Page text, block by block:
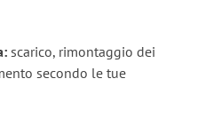
scarico, rimontaggio dei
secondo le tue